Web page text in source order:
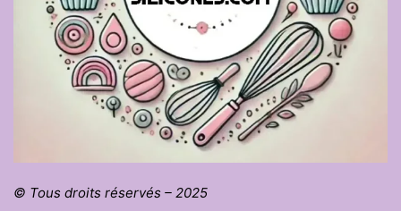
© Tous droits réservés – 2025